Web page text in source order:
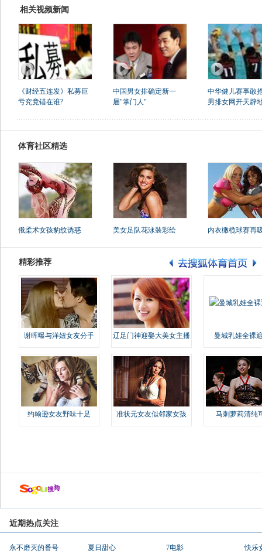
相关视频新闻
《财经五连发》私募巨
亏究竟错在谁?
中国男女排确定新一
届"掌门人"
中华健儿赛事敢
男排女网开天辟
体育社区精选
俄柔术女孩豹纹诱惑 美女足队花泳装彩绘 内衣橄榄球赛再
精彩推荐
谢晖曝与洋妞女友分手 辽足门神迎娶大美女主播 曼城乳娃全裸
约翰逊女友野味十足 准状元女友似邻家女孩 马刺萝莉清纯
近期热点关注
永不磨灭的番号 夏日甜心 7电影
快乐